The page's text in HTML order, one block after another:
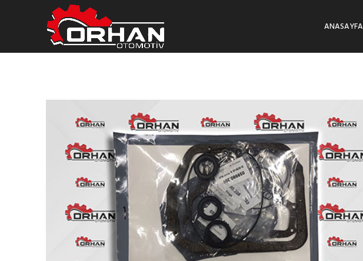
ANASAYFA